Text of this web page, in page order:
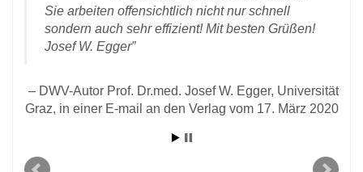
Sie arbeiten offensichtlich nicht nur schnell
sondern auch sehr effizient! Mit besten Grüßen!
Josef W. Egger
DWV-Autor Prof. Dr.med. Josef W. Egger, Universität
Graz, in einer E-mail an den Verlag vom 17. März 2020